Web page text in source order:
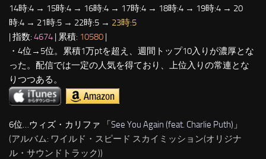
14時:4 → 15時:4 → 16時:4 → 17時:4 → 18時:4 → 19時:4 → 20
時:4 → 21時:5 → 22時:5 → 23時:5
| 指数: 4674 | 累積: 10580 |
・4位→5位。累積1万ptを超え、週間トップ10入りが濃厚とな
った。配信では一定の人気を得ており、上位入りの常連とな
りつつある。
6位…ウィズ・カリファ 「See You Again (feat. Charlie Puth) 」
(アルバム: ワイルド・スピード スカイミッション(オリジナ
ル・サウンドトラック))